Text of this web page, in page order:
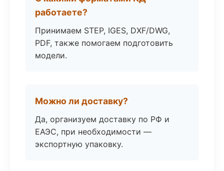
работаете?
Принимаем STEP, IGES, DXF/DWG,
PDF, также помогаем подготовить
модели.
Можно ли доставку?
Да, организуем доставку по РФ и
ЕАЭС, при необходимости —
экспортную упаковку.